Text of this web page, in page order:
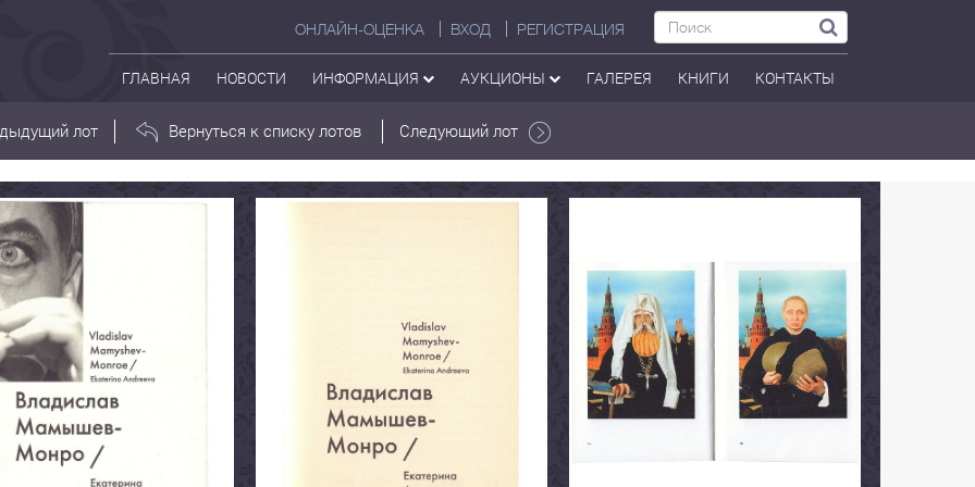
ОНЛАЙН-ОЦЕНКА ВХОД РЕГИСТРАЦИЯ
ГЛАВНАЯ НОВОСТИ ИНФОРМАЦИЯ АУКЦИОНЫ ГАЛЕРЕЯ КНИГИ КОНТАКТЫ
лот Вернуться к списку лотов Следующий лот